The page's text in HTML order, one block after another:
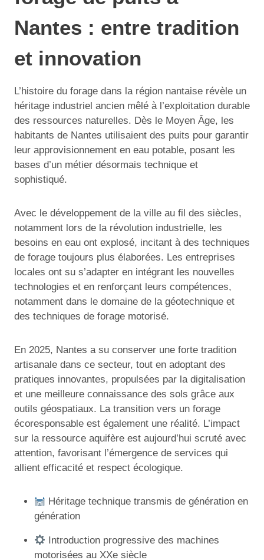
Nantes : entre tradition
et innovation
L’histoire du forage dans la région nantaise révèle un
héritage industriel ancien mêlé à l’exploitation durable
des ressources naturelles. Dès le Moyen Âge, les
habitants de Nantes utilisaient des puits pour garantir
leur approvisionnement en eau potable, posant les
bases d’un métier désormais technique et
sophistiqué.
Avec le développement de la ville au fil des siècles,
notamment lors de la révolution industrielle, les
besoins en eau ont explosé, incitant à des techniques
de forage toujours plus élaborées. Les entreprises
locales ont su s’adapter en intégrant les nouvelles
technologies et en renforçant leurs compétences,
notamment dans le domaine de la géotechnique et
des techniques de forage motorisé.
En 2025, Nantes a su conserver une forte tradition
artisanale dans ce secteur, tout en adoptant des
pratiques innovantes, propulsées par la digitalisation
et une meilleure connaissance des sols grâce aux
outils géospatiaux. La transition vers un forage
écoresponsable est également une réalité. L’impact
sur la ressource aquifère est aujourd’hui scruté avec
attention, favorisant l’émergence de services qui
allient efficacité et respect écologique.
Héritage technique transmis de génération en
génération
Introduction progressive des machines
motorisées au XXe siècle